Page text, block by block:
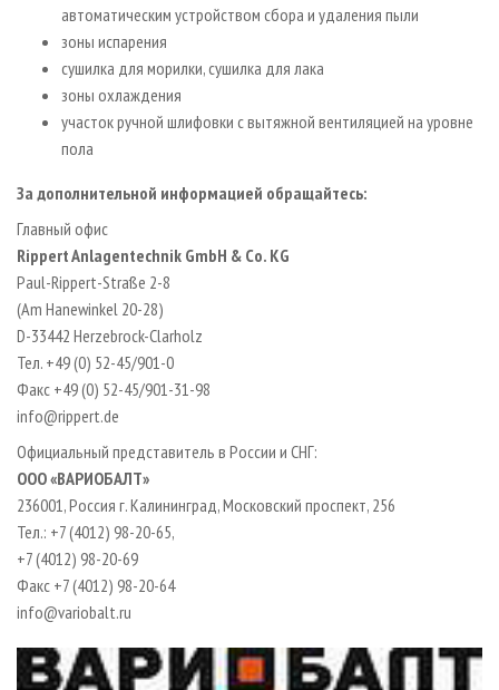
автоматическим устройством сбора и удаления пыли
зоны испарения
сушилка для морилки, сушилка для лака
зоны охлаждения
участок ручной шлифовки с вытяжной вентиляцией на уровне
пола
За дополнительной информацией обращайтесь:
Главный офис
Rippert Anlagentechnik GmbH & Co. KG
Paul-Rippert-Straße 2-8
(Am Hanewinkel 20-28)
D-33442 Herzebrock-Clarholz
Тел. +49 (0) 52-45/901-0
Факс +49 (0) 52-45/901-31-98
info@rippert.de
Официальный представитель в России и СНГ:
OOO «ВАРИОБАЛТ»
236001, Россия г. Калининград, Московский проспект, 256
Тел.: +7 (4012) 98-20-65,
+7 (4012) 98-20-69
Факс +7 (4012) 98-20-64
info@variobalt.ru